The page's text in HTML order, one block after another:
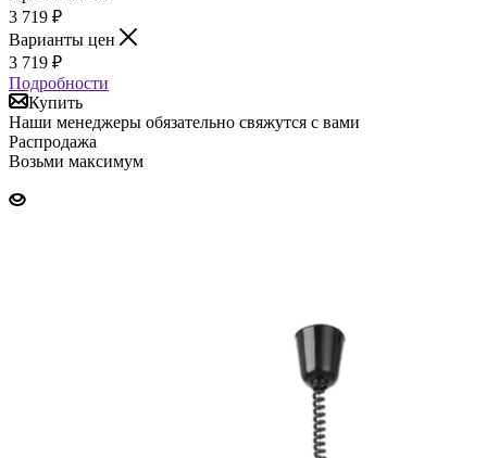
3 719 ₽
Варианты цен
3 719 ₽
Подробности
Купить
Наши менеджеры обязательно свяжутся с вами
Распродажа
Возьми максимум